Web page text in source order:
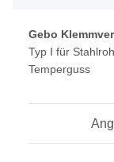
Gebo
Typ I für
Temperguss